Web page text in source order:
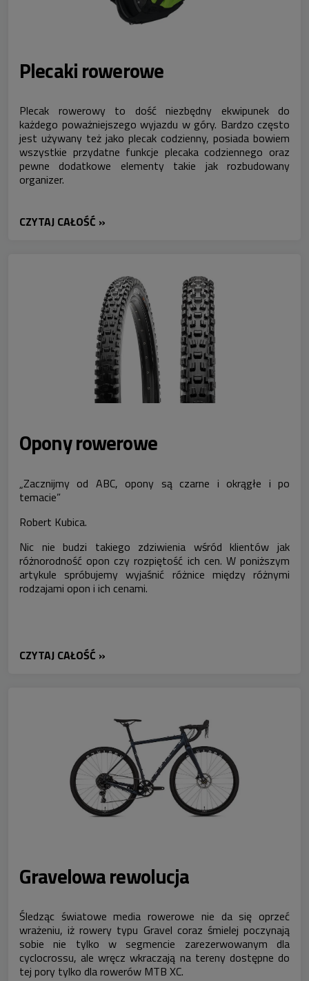
Plecaki rowerowe
Plecak rowerowy to dość niezbędny ekwipunek do
każdego poważniejszego wyjazdu w góry. Bardzo często
jest używany też jako plecak codzienny, posiada bowiem
wszystkie przydatne funkcje plecaka codziennego oraz
pewne dodatkowe elementy takie jak rozbudowany
organizer.
CZYTAJ CAŁOŚĆ »
Opony rowerowe
„Zacznijmy od ABC, opony są czarne i okrągłe i po
temacie”
Robert Kubica.
Nic nie budzi takiego zdziwienia wśród klientów jak
różnorodność opon czy rozpiętość ich cen. W poniższym
artykule spróbujemy wyjaśnić różnice między różnymi
rodzajami opon i ich cenami.
CZYTAJ CAŁOŚĆ »
Gravelowa rewolucja
Śledząc światowe media rowerowe nie da się oprzeć
wrażeniu, iż rowery typu Gravel coraz śmielej poczynają
sobie nie tylko w segmencie zarezerwowanym dla
cyclocrossu, ale wręcz wkraczają na tereny dostępne do
tej pory tylko dla rowerów MTB XC.